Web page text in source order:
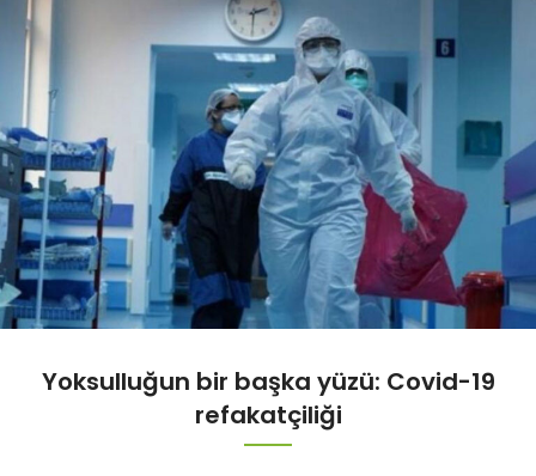
Yoksulluğun bir başka yüzü: Covid-19
refakatçiliği